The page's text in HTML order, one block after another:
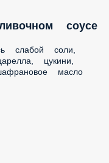
соусе
соли,
цукини,
масло